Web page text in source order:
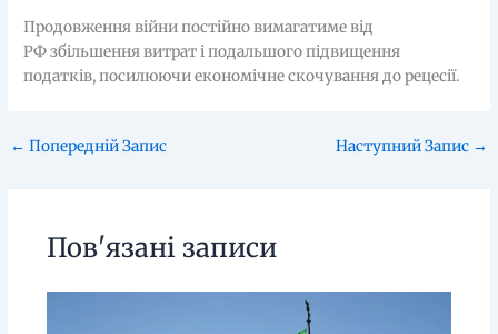
Продовження війни постійно вимагатиме від
РФ збільшення витрат і подальшого підвищення
податків, посилюючи економічне скочування до рецесії.
← Попередній Запис Наступний Запис →
Пов'язані записи